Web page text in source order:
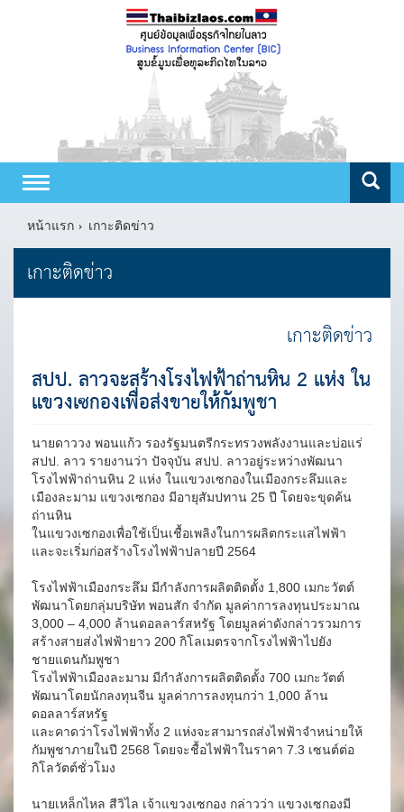
Toggle
navigation
หน้าแรก
เกาะติดข่าว
เกาะติดข่าว
เกาะติดข่าว
สปป. ลาวจะสร้างโรงไฟฟ้าถ่านหิน 2 แห่ง ใน
แขวงเซกองเพื่อส่งขายให้กัมพูชา
นายดาววง พอนแก้ว รองรัฐมนตรีกระทรวงพลังงานและบ่อแร่
สปป. ลาว รายงานว่า ปัจจุบัน สปป. ลาวอยู่ระหว่างพัฒนา
โรงไฟฟ้าถ่านหิน 2 แห่ง ในแขวงเซกองในเมืองกระลึมและ
เมืองละมาม แขวงเซกอง มีอายุสัมปทาน 25 ปี โดยจะขุดค้น
ถ่านหิน
ในแขวงเซกองเพื่อใช้เป็นเชื้อเพลิงในการผลิตกระแสไฟฟ้า
และจะเริ่มก่อสร้างโรงไฟฟ้าปลายปี 2564
โรงไฟฟ้าเมืองกระลึม มีกำลังการผลิตติดตั้ง 1,800 เมกะวัตต์
พัฒนาโดยกลุ่มบริษัท พอนสัก จำกัด มูลค่าการลงทุนประมาณ
3,000 – 4,000 ล้านดอลลาร์สหรัฐ โดยมูลค่าดังกล่าวรวมการ
สร้างสายส่งไฟฟ้ายาว 200 กิโลเมตรจากโรงไฟฟ้าไปยัง
ชายแดนกัมพูชา
โรงไฟฟ้าเมืองละมาม มีกำลังการผลิตติดตั้ง 700 เมกะวัตต์
พัฒนาโดยนักลงทุนจีน มูลค่าการลงทุนกว่า 1,000 ล้าน
ดอลลาร์สหรัฐ
และคาดว่าโรงไฟฟ้าทั้ง 2 แห่งจะสามารถส่งไฟฟ้าจำหน่ายให้
กัมพูชาภายในปี 2568 โดยจะชื้อไฟฟ้าในราคา 7.3 เซนต์ต่อ
กิโลวัตต์ชั่วโมง
นายเหล็กไหล สีวิไล เจ้าแขวงเซกอง กล่าวว่า แขวงเซกองมี